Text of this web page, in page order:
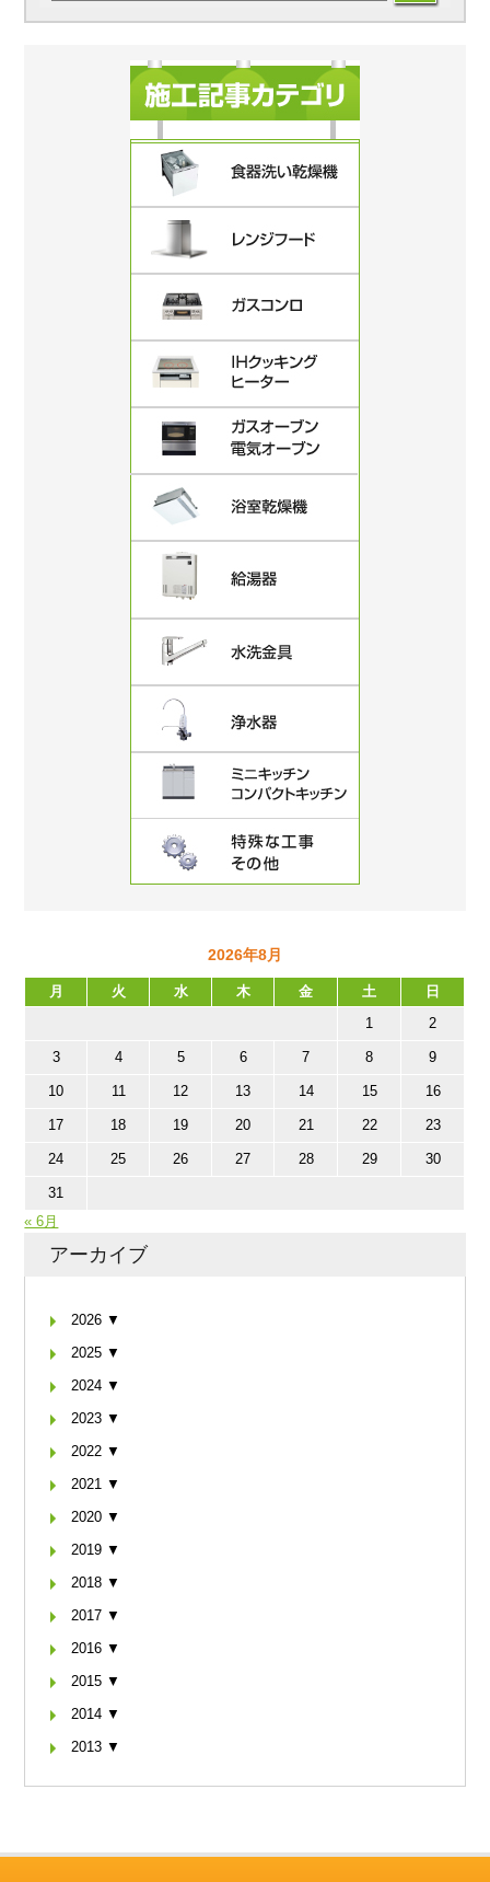
2026年8月
月 火 水 木 金 土
日
1
2
3 4 5 6 7 8 9
10 11 12 13 14 15 16
17 18 19 20 21 22 23
24 25 26 27 28 29 30
31
« 6月
アーカイブ
2026 ▼
2025 ▼
2024 ▼
2023 ▼
2022 ▼
2021 ▼
2020 ▼
2019 ▼
2018 ▼
2017 ▼
2016 ▼
2015 ▼
2014 ▼
2013 ▼